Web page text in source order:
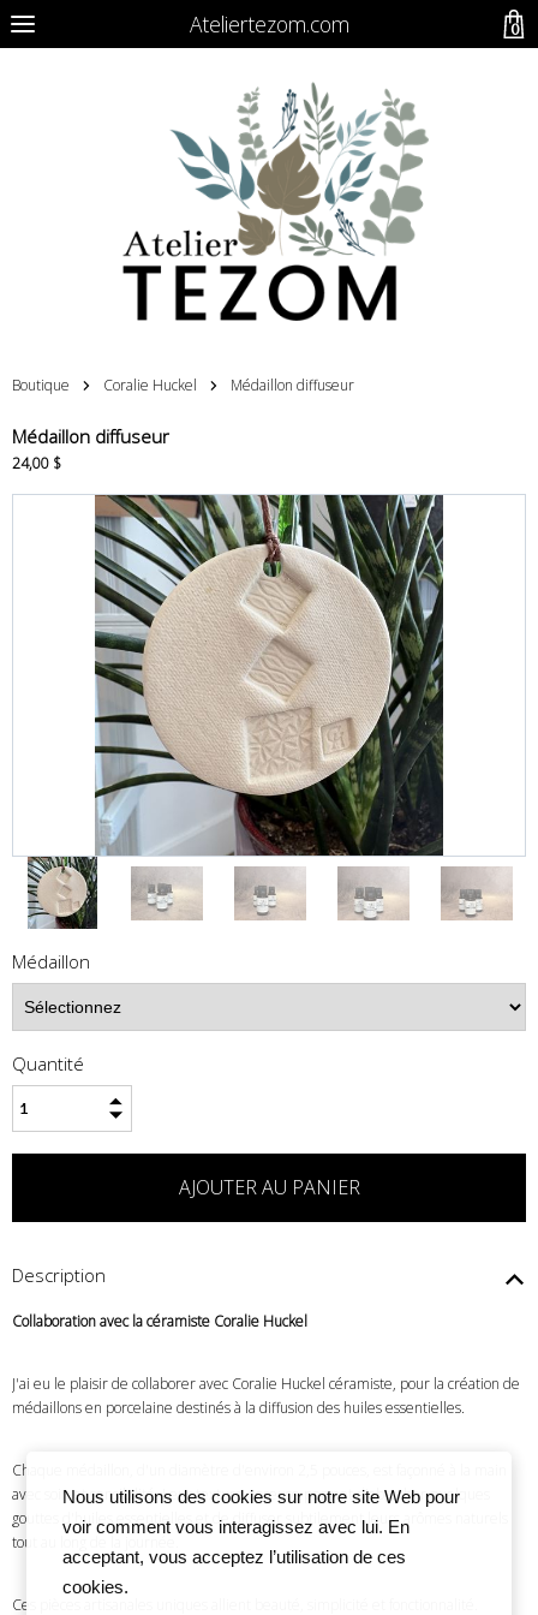
Ateliertezom.com
Boutique Coralie Huckel Médaillon diffuseur
Médaillon diffuseur
24,00 $
Médaillon
Quantité
Description
Collaboration avec la céramiste Coralie Huckel
J'ai eu le plaisir de collaborer avec Coralie Huckel céramiste, pour la création de
médaillons en porcelaine destinés à la diffusion des huiles essentielles.
Chaque médaillon, d'un diamètre d'environ 2,5 pouces, est façonné à la main
avec soin et sensibilité. Leur texture poreuse permet d'absorber quelques
gouttes d'huiles essentielles et de diffuser subtilement leurs arômes naturels
tout au long de la journée.
Ces pièces artisanales uniques allient beauté, simplicité et fonctionnalité.
Nous utilisons des cookies sur notre site Web pour
voir comment vous interagissez avec lui. En
acceptant, vous acceptez l’utilisation de ces
cookies.
0